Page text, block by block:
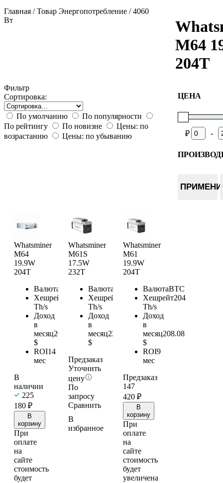
Главная / Товар Энергопотребление / 4060
Вт
M64
204T
Фильтр
Сортировка:
По умолчанию
По популярности
По рейтингу
По новизне
Цены: по
возрастанию
Цены: по убыванию
ЦЕНА
₽ -
Whatsminer
M64
19.9W
204T
Валюта
Хешрейт
Th/s
Доход
в
месяц208.08
$
ROI14
мес
В
наличии
225
180 ₽
В
корзину
При
оплате
на
сайте
стоимость
будет
Whatsminer
M61S
17.5W
232T
Валюта
Хешрейт
Th/s
Доход
в
месяц236.64
$
Предзаказ
Уточнить
цену
По
запросу
Сравнить
В
избранное
Whatsminer
M61
19.9W
204T
ВалютаBTC
Хешрейт204
Th/s
Доход
в
месяц208.08
$
ROI9
мес
Предзаказ
147
420 ₽
В
корзину
При
оплате
на
сайте
стоимость
будет
увеличена